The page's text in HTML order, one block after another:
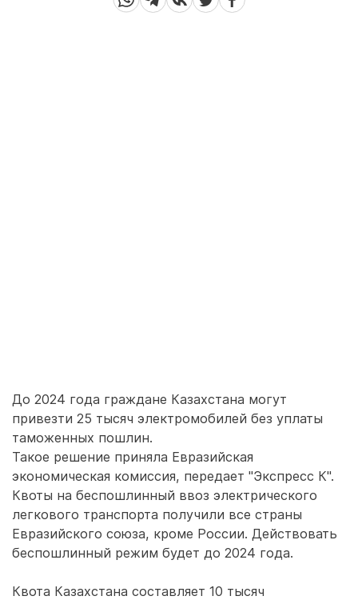
До 2024 года граждане Казахстана могут
привезти 25 тысяч электромобилей без уплаты
таможенных пошлин.
Такое решение приняла Евразийская
экономическая комиссия, передает "Экспресс К".
Квоты на беспошлинный ввоз электрического
легкового транспорта получили все страны
Евразийского союза, кроме России. Действовать
беспошлинный режим будет до 2024 года.
Квота Казахстана составляет 10 тысяч